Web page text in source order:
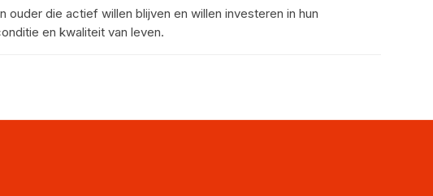
ouder die actief willen blijven en willen investeren in hun
en kwaliteit van leven.